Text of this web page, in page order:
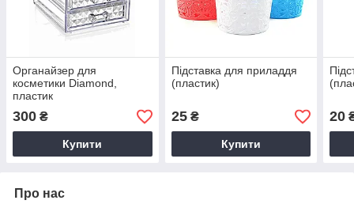
Органайзер для
косметики Diamond,
пластик
300 ₴
Купити
Підставка для приладдя
(пластик)
25₴
Купити
20
Про нас